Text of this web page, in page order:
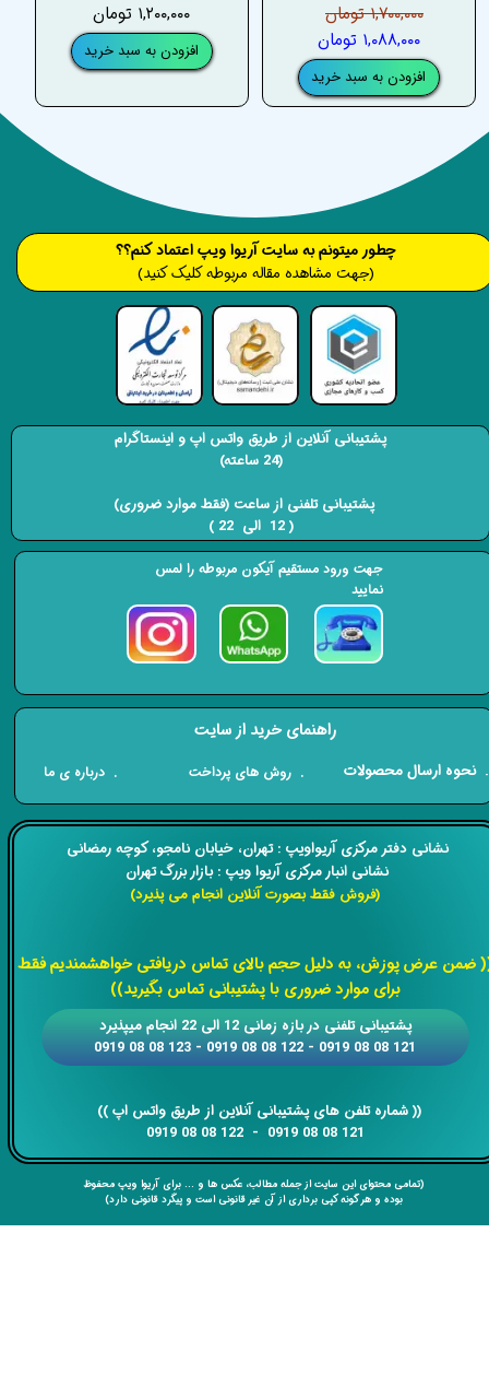
۱,۲۰۰,۰۰۰ تومان
افزودن به سبد خرید
۱,۷۰۰,۰۰۰ تومان
۱,۰۸۸,۰۰۰ تومان
افزودن به سبد خرید
​​نشانی دفتر مرکزی آریواویپ : تهران، خیابان نامجو،کوچه رمضانی
نشانی انبار مرکزی آریوا ویپ : بازار بزرگ تهران
(فروش فقط بصورت آنلاین انجام می پذیرد)
ضمن عرض پوزش، به دلیل حجم بالای تماس دریافتی خواهشمندیم فقط
برای موارد ضروری با پشتیبانی تماس بگیرید))
​​​​​​​​​​​​​​(( ​​​​​​​شماره تلفن های پشتیبانی آنلاین از طریق واتس اپ ))
​​​​​​​121 08 08 0919 - 122 08 08 0919
​​پشتیبانی تلفنی در بازه زمانی 12 الی 22 انجام میپذیرد
121 08 08 0919 - 122 08 08 0919 - 123 08 08 0919
(تمامی محتوای این سایت از جمله مطالب، عکس ها و ... برای آریوا ویپ محفوظ
بوده و هر گونه کپی برداری از آن غیر قانونی است و پیگرد قانونی دارد)
​​​چطور میتونم به سایت آریوا ویپ اعتماد کنم؟؟
(جهت مشاهده مقاله مربوطه کلیک کنید)
راهنمای خرید از سایت
​. نحوه ارسال محصولات . روش های پرداخت . درباره ی ما
پشتیبانی آنلاین از طریق واتس اپ و اینستاگرام
(24 ساعته)
​​​​​​​ پشتیبانی تلفنی از ساعت (فقط موارد ضروری)
( 12 الی 22 ) ​​​​​​​
جهت ورود مستقیم آیکون مربوطه را لمس
نمایید